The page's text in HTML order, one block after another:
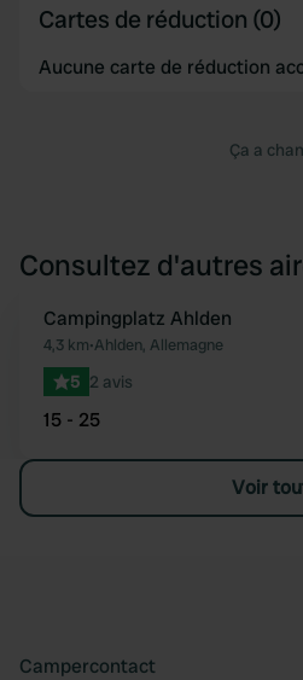
Cartes de réduction (0)
Aucune carte de réduction
Ça a
Consultez d'autres
Campingplatz Ahlden
4,3 km•Ahlden, Allemagne
5 2 avis
15 - 25
Voir
Campercontact